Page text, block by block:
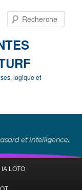
logique et
LOTO